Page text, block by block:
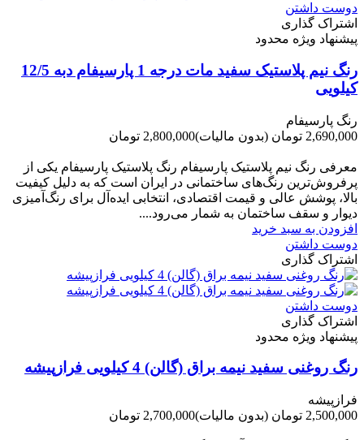
دوست داشتن
اشتراک گذاری
پیشنهاد ویژه محدود
رنگ نیم پلاستیک سفید مات درجه 1 پارسیفام دبه 12/5
کیلویی
رنگ پارسیفام
2,690,000 تومان
(بدون مالیات)2,800,000 تومان
معرفی رنگ نیم پلاستیک پارسیفام رنگ پلاستیک پارسیفام یکی از
پرفروش‌ترین رنگ‌های ساختمانی در ایران است که به دلیل کیفیت
بالا، پوشش عالی و قیمت اقتصادی، انتخابی ایده‌آل برای رنگ‌آمیزی
دیوار و سقف ساختمان به شمار می‌رود....
افزودن به سبد خرید
دوست داشتن
اشتراک گذاری
دوست داشتن
اشتراک گذاری
پیشنهاد ویژه محدود
رنگ روغنی سفید نیمه براق (گالن) 4 کیلویی فرازپیشه
فرازپیشه
2,500,000 تومان
(بدون مالیات)2,700,000 تومان